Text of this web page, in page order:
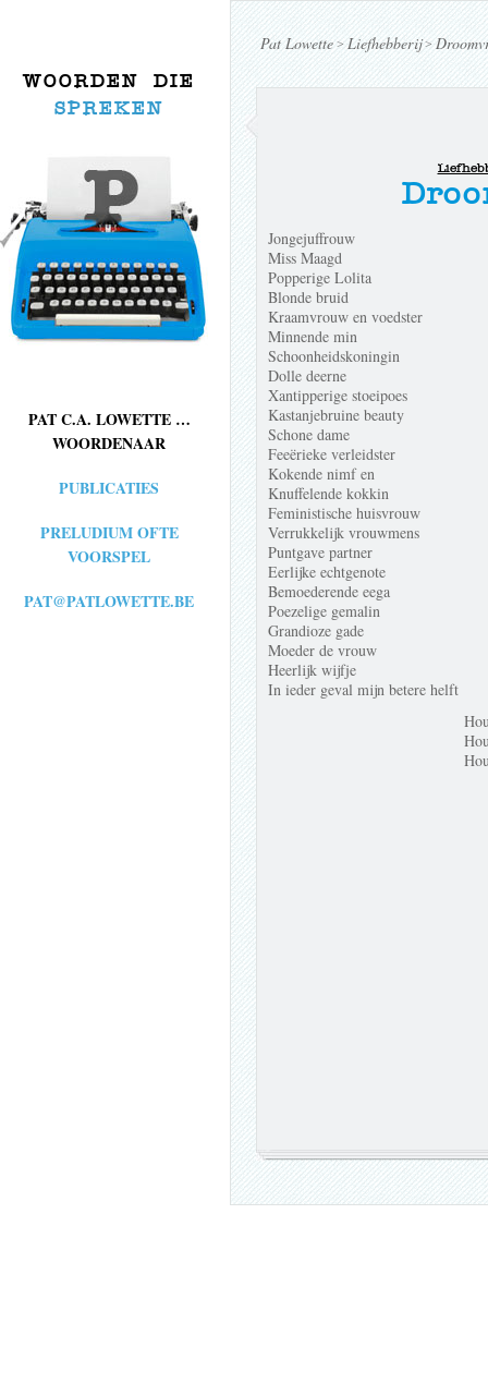
WOORDEN DIE
SPREKEN
PAT C.A. LOWETTE …
WOORDENAAR
PUBLICATIES
PRELUDIUM OFTE
VOORSPEL
PAT@PATLOWETTE.BE
Pat Lowette> Liefhebberij>
Jongejuffrouw
Miss Maagd
Popperige Lolita
Blonde bruid
Kraamvrouw en voedster
Minnende min
Schoonheidskoningin
Dolle deerne
Xantipperige stoeipoes
Kastanjebruine beauty
Schone dame
Feeërieke verleidster
Kokende nimf en
Knuffelende kokkin
Feministische huisvrouw
Verrukkelijk vrouwmens
Puntgave partner
Eerlijke echtgenote
Bemoederende eega
Poezelige gemalin
Grandioze gade
Moeder de vrouw
Heerlijk wijfje
In ieder geval mijn betere helft